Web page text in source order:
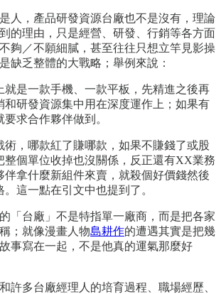
人，產品研發資源台廠也不是沒有，理論
的理由，只是經營、研發、行銷等各方面
夠／不願細膩，甚至往往只想立竿見影操
缺乏整體的大戰略；舉例來說：
就是一款手機、一款平板，先精進之後再
和研發資源集中用在深度運作上；如果有
求合作夥伴做到。
術，哪款紅了賺哪款，如果不賺錢了或股
整個單位收掉也沒關係，反正還有XX業務
伴拿什麼新組件來賣，就殺個好價錢然後
。這一點在引文中也提到了。
「台廠」不是特指單一廠商，而是把各家
；就像漫畫人物島耕作的遭遇其實是把幾
事寫在一起，不是他真的運氣那麼好
許多台廠經理人的培育過程、職場經歷、